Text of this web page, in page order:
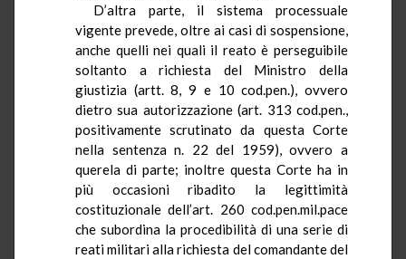
D’altra parte, il sistema processuale
vigente prevede, oltre ai casi di sospensione,
anche quelli nei quali il reato è perseguibile
soltanto a richiesta del Ministro della
giustizia (artt. 8, 9 e 10cod.pen.), ovvero
dietro sua autorizzazione (art. 313 cod.pen.,
positivamente scrutinato da questa Corte
nella sentenza n. 22 del 1959), ovvero a
querela di parte; inoltre questa Corte ha in
più occasioni ribadito la legittimità
costituzionale dell’art. 260 cod.pen.mil.pace
che subordina la procedibilità di una serie di
reati militari alla richiesta del comandante del